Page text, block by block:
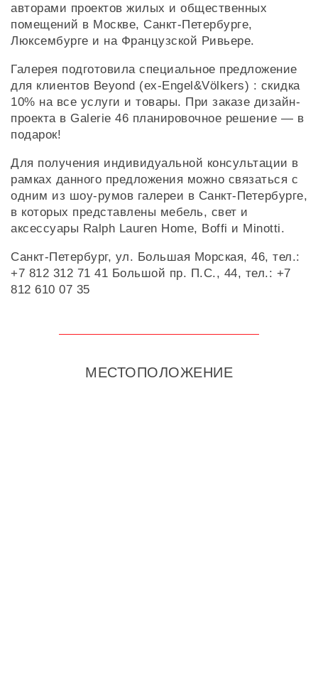
авторами проектов жилых и общественных
помещений в Москве, Санкт-Петербурге,
Люксембурге и на Французской Ривьере.
Галерея подготовила специальное предложение
для клиентов Beyond (ex-Engel&Völkers) : скидка
10% на все услуги и товары. При заказе дизайн-
проекта в Galerie 46 планировочное решение — в
подарок!
Для получения индивидуальной консультации в
рамках данного предложения можно связаться с
одним из шоу-румов галереи в Санкт-Петербурге,
в которых представлены мебель, свет и
аксессуары Ralph Lauren Home, Boffi и Minotti.
Санкт-Петербург, ул. Большая Морская, 46, тел.:
+7 812 312 71 41 Большой пр. П.С., 44, тел.: +7
812 610 07 35
МЕСТОПОЛОЖЕНИЕ